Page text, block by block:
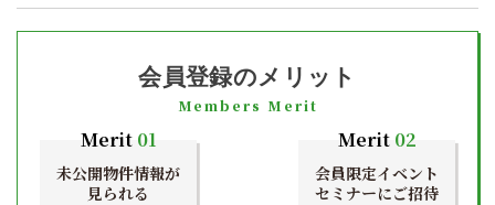
会員登録のメリット
Members Merit
Merit01
未公開物件情報が
見られる
Merit02
会員限定イベント
セミナーにご招待